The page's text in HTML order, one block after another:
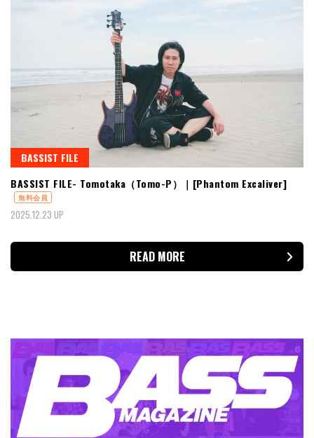
BASSIST FILE
BASSIST FILE- Tomotaka（Tomo-P）｜[Phantom Excaliver]
無料会員
2025.12.23 UP
READ MORE